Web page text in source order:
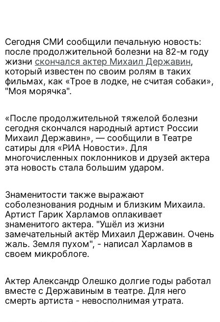
Сегодня СМИ сообщили печальную новость:
после продолжительной болезни на 82-м году
жизни скончался актер Михаил Державин,
который известен по своим ролям в таких
фильмах, как «Трое в лодке, не считая собаки»,
"Моя морячка".
«После продолжительной тяжелой болезни
сегодня скончался народный артист России
Михаил Державин», — сообщили в Театре
сатиры для «РИА Новости». Для
многочисленных поклонников и друзей актера
эта новость стала большим ударом.
Знаменитости также выражают
соболезнования родным и близким Михаила.
Артист Гарик Харламов оплакивает
знаменитого актера. "Ушёл из жизни
замечательный актёр Михаил Державин. Очень
жаль. Земля пухом", - написал Харламов в
своем микроблоге.
Актер Александр Олешко долгие годы работал
вместе с Державиным в театре. Для него
смерть артиста - невосполнимая утрата.